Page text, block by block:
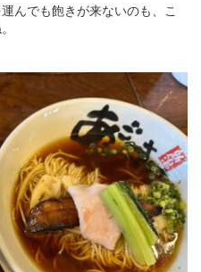
んでも飽きが来ないのも、こ